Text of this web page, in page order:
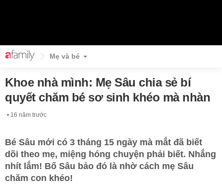
Mẹ và bé
Khoe nhà mình: Mẹ Sâu chia sẻ bí
quyết chăm bé sơ sinh khéo mà nhàn
16 năm trước
Bé Sâu mới có 3 tháng 15 ngày mà mắt đã biết
dõi theo mẹ, miệng hóng chuyện phải biết. Nhắng
nhít lắm! Bố Sâu bảo đó là nhờ cách mẹ Sâu
chăm con khéo!